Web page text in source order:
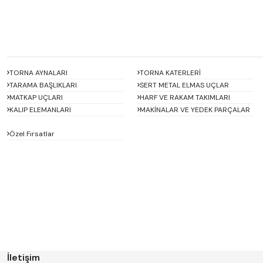
TORNA AYNALARI TORNA KATERLERİ
TARAMA BAŞLIKLARI
SERT METAL ELMAS UÇLAR
MATKAP UÇLARI
HARF VE RAKAM TAKIMLARI
KALIP ELEMANLARI
MAKİNALAR VE YEDEK PARÇALAR
Özel Fırsatlar
GWG
İletişim